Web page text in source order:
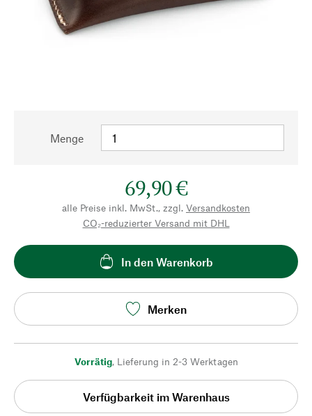
Menge
69,90 €
alle Preise inkl. MwSt., zzgl. Versandkosten
CO₂-reduzierter Versand mit DHL
In den Warenkorb
Merken
Vorrätig, Lieferung in 2-3 Werktagen
Verfügbarkeit im Warenhaus